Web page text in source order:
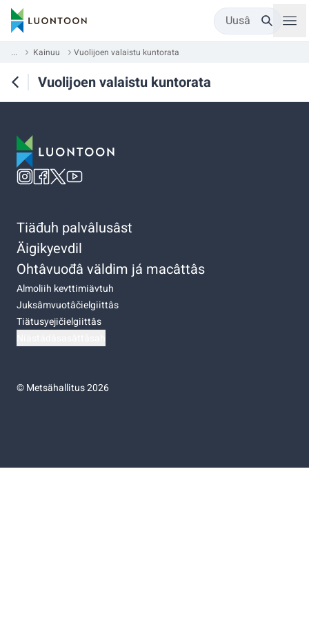
Uusâ
... Kainuu Vuolijoen valaistu kuntorata
Vuolijoen valaistu kuntorata
Tiäđuh palvâlusâst
Äigikyevdil
Ohtâvuođâ väldim já macâttâs
Almoliih kevttimiävtuh
Juksâmvuotâčielgiittâs
Tiätusyejičielgiittâs
©Metsähallitus 2026